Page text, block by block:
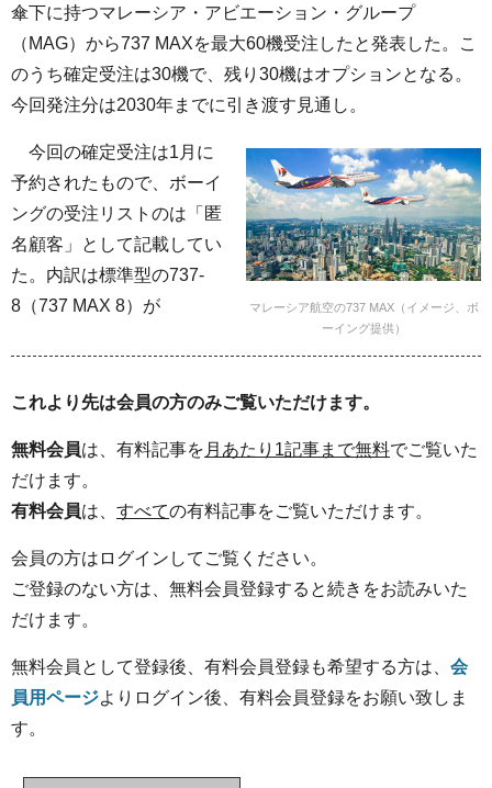
傘下に持つマレーシア・アビエーション・グループ
（MAG）から737 MAXを最大60機受注したと発表した。こ
のうち確定受注は30機で、残り30機はオプションとなる。
今回発注分は2030年までに引き渡す見通し。
マレーシア航空の737 MAX（イメージ、ボ
ーイング提供）
今回の確定受注は1月に
予約されたもので、ボーイ
ングの受注リストのは「匿
名顧客」として記載してい
た。内訳は標準型の737-
8（737 MAX 8）が
これより先は会員の方のみご覧いただけます。
無料会員は、有料記事を 月あたり1記事まで無料でご覧いた
だけます。
有料会員は、 すべての有料記事をご覧いただけます。
会員の方はログインしてご覧ください。
ご登録のない方は、無料会員登録すると続きをお読みいた
だけます。
無料会員として登録後、有料会員登録も希望する方は、 会
員用ページよりログイン後、有料会員登録をお願い致しま
す。